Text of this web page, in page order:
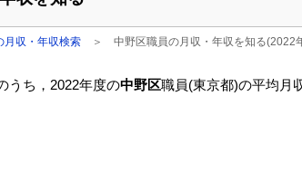
月収・年収検索 ＞ 中野区職員の月収・年収を知る(2022
うち，2022年度の中野区職員(東京都)の平均月